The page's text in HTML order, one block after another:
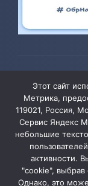
Администрация
содержащая
сайте ТОГБОУ
и юношества» в
Этот сайт
Метрика,
119021, Россия,
Сервис Яндекс
небольшие
активности.
"cookie", выбрав
Однако, это